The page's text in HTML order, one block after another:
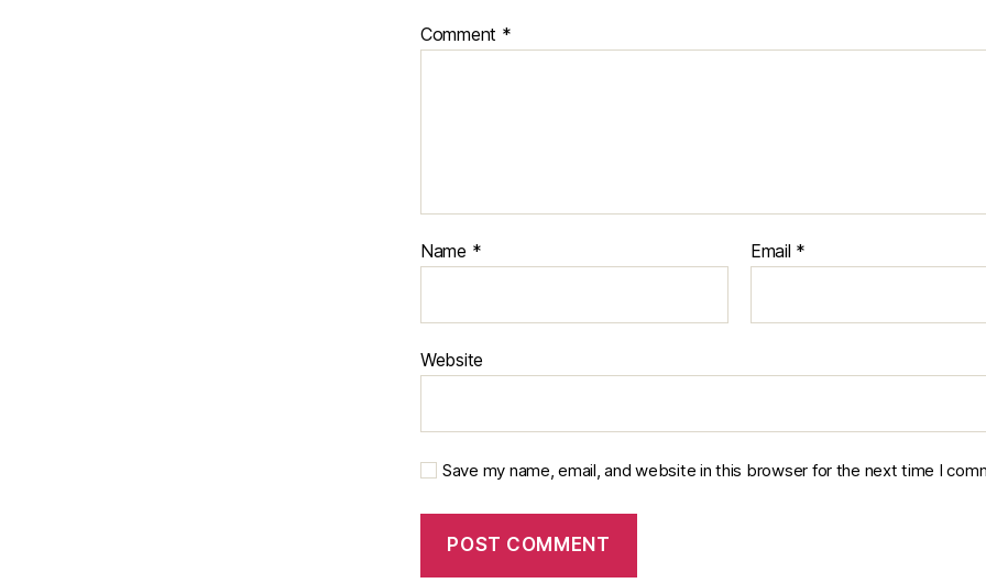
Comment *
Name * Email *
Website
Save my name, email, and website in this browser for the next time I